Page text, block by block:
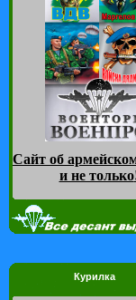
Сайт об
и не только
Курилка